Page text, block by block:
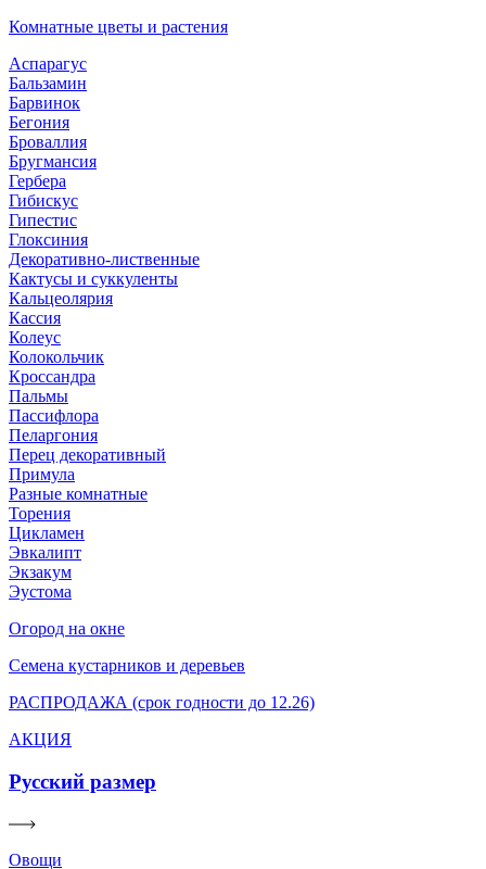
Комнатные цветы и растения
Аспарагус
Бальзамин
Барвинок
Бегония
Броваллия
Бругмансия
Гербера
Гибискус
Гипестис
Глоксиния
Декоративно-лиственные
Кактусы и суккуленты
Кальцеолярия
Кассия
Колеус
Колокольчик
Кроссандра
Пальмы
Пассифлора
Пеларгония
Перец декоративный
Примула
Разные комнатные
Торения
Цикламен
Эвкалипт
Экзакум
Эустома
Огород на окне
Семена кустарников и деревьев
РАСПРОДАЖА (срок годности до 12.26)
АКЦИЯ
Русский размер
Овощи